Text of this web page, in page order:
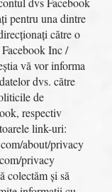
pentru una dintre
către o
Inc /
vă vor informa
dvs. către
de
respectiv
link-uri:
about/privacy
privacy
colectăm și să